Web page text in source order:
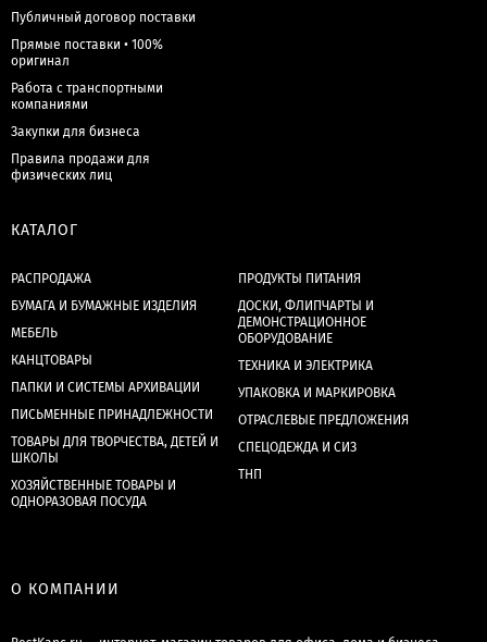
Публичный договор поставки
Прямые поставки • 100%
оригинал
Работа с транспортными
компаниями
Закупки для бизнеса
Правила продажи для
физических лиц
КАТАЛОГ
РАСПРОДАЖА
БУМАГА И БУМАЖНЫЕ ИЗДЕЛИЯ
МЕБЕЛЬ
КАНЦТОВАРЫ
ПАПКИ И СИСТЕМЫ АРХИВАЦИИ
ПИСЬМЕННЫЕ ПРИНАДЛЕЖНОСТИ
ТОВАРЫ ДЛЯ ТВОРЧЕСТВА, ДЕТЕЙ И
ШКОЛЫ
ХОЗЯЙСТВЕННЫЕ ТОВАРЫ И
ОДНОРАЗОВАЯ ПОСУДА
ПРОДУКТЫ ПИТАНИЯ
ДОСКИ, ФЛИПЧАРТЫ И
ДЕМОНСТРАЦИОННОЕ
ОБОРУДОВАНИЕ
ТЕХНИКА И ЭЛЕКТРИКА
УПАКОВКА И МАРКИРОВКА
ОТРАСЛЕВЫЕ ПРЕДЛОЖЕНИЯ
СПЕЦОДЕЖДА И СИЗ
ТНП
О КОМПАНИИ